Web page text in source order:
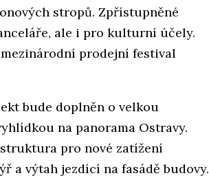
stropů. Zpřístupněné
ale i pro kulturní účely.
prodejní festival
bude doplněn o velkou
na panorama Ostravy.
pro nové zatížení
a výtah jezdící na fasádě budovy.